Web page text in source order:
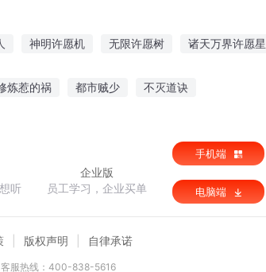
神明许愿机 无限许愿树 诸天万界许愿星
炼惹的祸 都市贼少 不灭道诀
听
企业版
员工学习，企业买单
手机端
电脑端
版权声明 自律承诺
客服热线：400-838-5616